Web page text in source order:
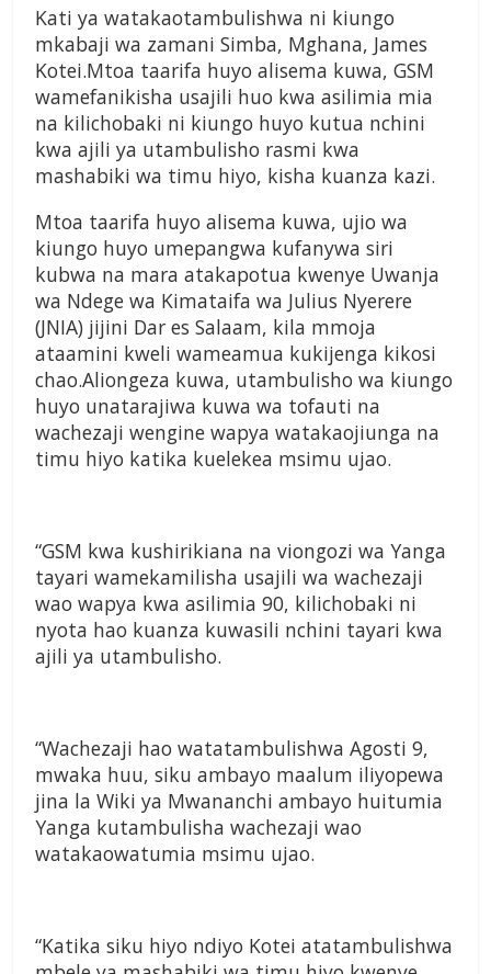
Kati ya watakaotambulishwa ni kiungo
mkabaji wa zamani Simba, Mghana, James
Kotei.Mtoa taarifa huyo alisema kuwa, GSM
wamefanikisha usajili huo kwa asilimia mia
na kilichobaki ni kiungo huyo kutua nchini
kwa ajili ya utambulisho rasmi kwa
mashabiki wa timu hiyo, kisha kuanza kazi.
Mtoa taarifa huyo alisema kuwa, ujio wa
kiungo huyo umepangwa kufanywa siri
kubwa na mara atakapotua kwenye Uwanja
wa Ndege wa Kimataifa wa Julius Nyerere
(JNIA) jijini Dar es Salaam, kila mmoja
ataamini kweli wameamua kukijenga kikosi
chao.Aliongeza kuwa, utambulisho wa kiungo
huyo unatarajiwa kuwa wa tofauti na
wachezaji wengine wapya watakaojiunga na
timu hiyo katika kuelekea msimu ujao.
“GSM kwa kushirikiana na viongozi wa Yanga
tayari wamekamilisha usajili wa wachezaji
wao wapya kwa asilimia 90, kilichobaki ni
nyota hao kuanza kuwasili nchini tayari kwa
ajili ya utambulisho.
“Wachezaji hao watatambulishwa Agosti 9,
mwaka huu, siku ambayo maalum iliyopewa
jina la Wiki ya Mwananchi ambayo huitumia
Yanga kutambulisha wachezaji wao
watakaowatumia msimu ujao.
“Katika siku hiyo ndiyo Kotei atatambulishwa